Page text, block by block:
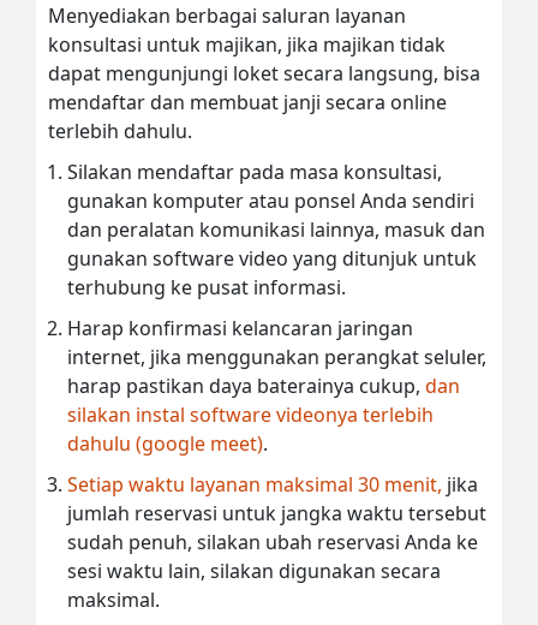
Menyediakan berbagai saluran layanan
konsultasi untuk majikan, jika majikan tidak
dapat mengunjungi loket secara langsung, bisa
mendaftar dan membuat janji secara online
terlebih dahulu.
Silakan mendaftar pada masa konsultasi,
gunakan komputer atau ponsel Anda sendiri
dan peralatan komunikasi lainnya, masuk dan
gunakan software video yang ditunjuk untuk
terhubung ke pusat informasi.
Harap konfirmasi kelancaran jaringan
internet, jika menggunakan perangkat seluler,
harap pastikan daya baterainya cukup, dan
silakan instal software videonya terlebih
dahulu (google meet).
Setiap waktu layanan maksimal 30 menit, jika
jumlah reservasi untuk jangka waktu tersebut
sudah penuh, silakan ubah reservasi Anda ke
sesi waktu lain, silakan digunakan secara
maksimal.